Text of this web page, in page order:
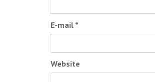
E-mail *
Website